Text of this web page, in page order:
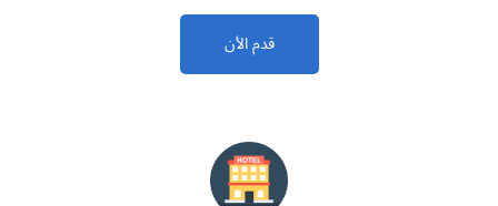
قدم الأن